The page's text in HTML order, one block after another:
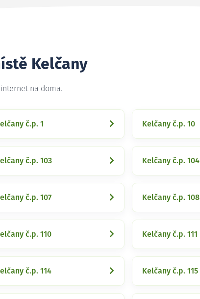
Kelčany
na doma.
č.p. 1 Kelčany č.p. 10
č.p. 103 Kelčany č.p. 104
č.p. 107 Kelčany č.p. 108
č.p. 110 Kelčany č.p. 111
č.p. 114 Kelčany č.p. 115